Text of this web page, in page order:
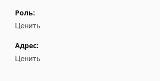
Email
Роль:
Ценить
Адрес:
Ценить